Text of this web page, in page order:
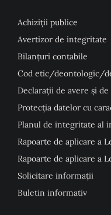
Achiziții publice
Avertizor de integritate
Bilanțuri contabile
Cod etic/deontologic/
Declarații de avere și
Protecția datelor cu
Planul de integritate al
Rapoarte de aplicare a
Rapoarte de aplicare a
Solicitare informații
Buletin informativ